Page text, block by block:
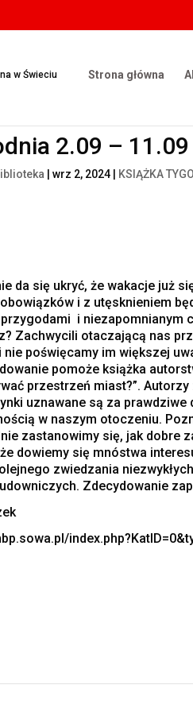
Strona główna
2.09 – 11.09
|wrz 2, 2024 KSIĄŻKA
da się ukryć, że wakacje już
i z utęsknieniem
i niezapomnianym
Zachwycili otaczającą nas
poświęcamy im większej
pomoże książka
przestrzeń miast?”.
uznawane są za prawdziwe
w naszym otoczeniu.
zastanowimy się, jak dobre
dowiemy się mnóstwa
zwiedzania
Zdecydowanie